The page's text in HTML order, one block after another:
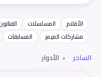
الأفلام المسلسلات
مشاركات الميمز
المسابقات
الساحر الأدوار